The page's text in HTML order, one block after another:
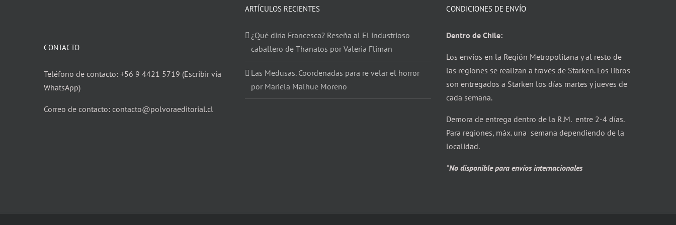
CONTACTO
Teléfono de contacto: +56 9 4421 5719 (Escribir vía
WhatsApp)
Correo de contacto: contacto@polvoraeditorial.cl
ARTÍCULOS RECIENTES
¿Qué diría Francesca? Reseña al El industrioso
caballero de Thanatos por Valeria Fliman
Las Medusas. Coordenadas para re velar el horror
por Mariela Malhue Moreno
CONDICIONES DE ENVÍO
Dentro de Chile:
Los envíos en la Región Metropolitana y al resto de
las regiones se realizan a través de Starken. Los libros
son entregados a Starken los días martes y jueves de
cada semana.
Demora de entrega dentro de la R.M. entre 2-4 días.
Para regiones, máx. una semana dependiendo de la
localidad.
*No disponible para envíos internacionales